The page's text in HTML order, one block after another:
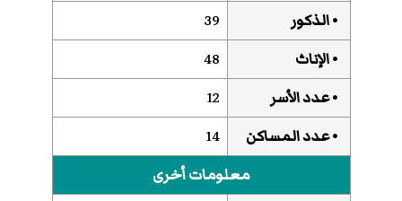
• الذكور
39
• الإناث
48
• عدد الأسر
12
• عدد المساكن
14
معلومات أخرى